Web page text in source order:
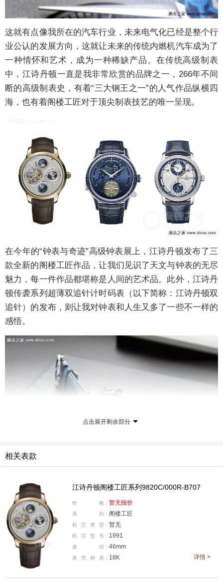
这就有点像我所在的汽车行业，未来电气化已经是整个行
业公认的发展方向，这就让未来的传统内燃机汽车成为了
一种情怀和艺术，成为一种稀缺产品。在传统高级制表
中，江诗丹顿一直是我非常欣赏的品牌之一，266年不间
断的高级制表史，有着“三大钢王之一”的人气作品纵横四
海，也有着阁楼工匠对于顶尖制表技艺的唯一呈现。
在今年的“钟表与奇迹”高级钟表展上，江诗丹顿发布了三
款全新的阁楼工匠作品，让我们见识了天文与钟表的无尽
魅力，每一件作品都堪称是人间的艺术品。此外，江诗丹
顿传袭系列超薄双追针计时码表（以下简称：江诗丹顿双
追针）的发布，则让我对钟表和人生又多了一些不一样的
感悟。
侧重不一的顶级追针表
这款江诗丹顿传袭系列超薄双追针计时码表，型号：5400
T/000P-B637，全球限量15枚，公价为218万元。在这款
腕表发布的同时，“钟表与奇迹”高级钟表展上也有一款百
点击展开剩余部分
相关表款
江诗丹顿阁楼工匠系列9820C/000R-B707
价 格： 暂无报价
系 列： 阁楼工匠
机 芯 类 型： 暂无
机 芯 型 号： 1991
表 径： 46mm
表 壳 材 质： 18K 详情 >